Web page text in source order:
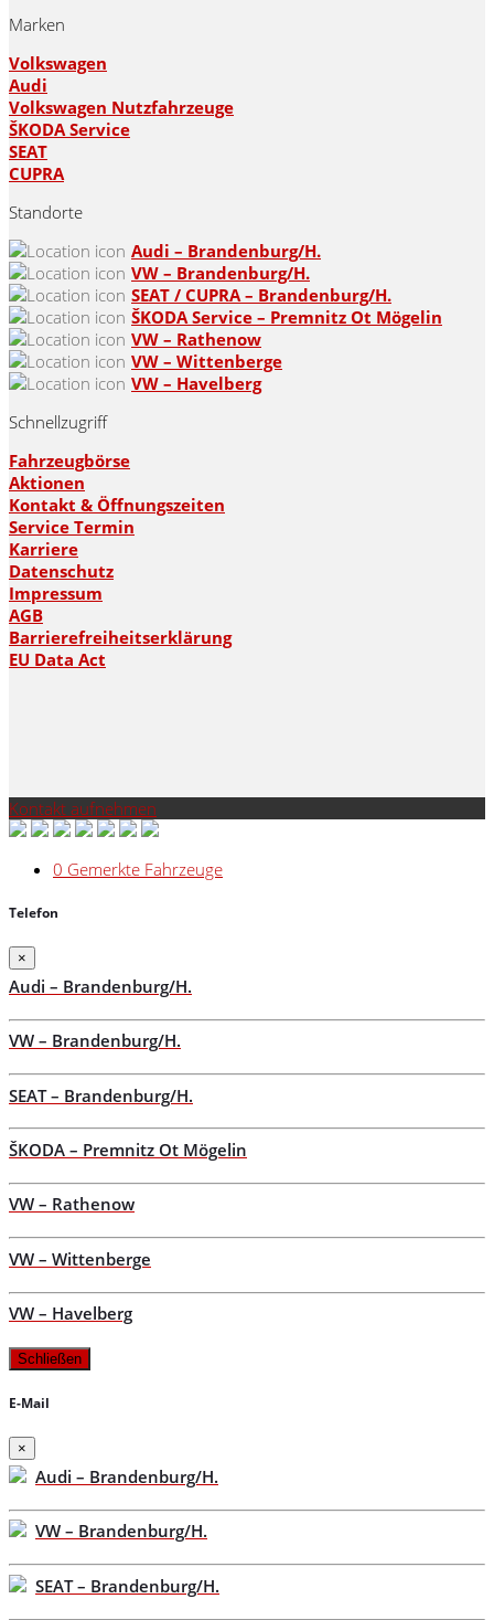
Marken
Volkswagen
Audi
Volkswagen Nutzfahrzeuge
ŠKODA Service
SEAT
CUPRA
Standorte
Audi – Brandenburg/H.
VW – Brandenburg/H.
SEAT / CUPRA – Brandenburg/H.
ŠKODA Service – Premnitz Ot Mögelin
VW – Rathenow
VW – Wittenberge
VW – Havelberg
Schnellzugriff
Fahrzeugbörse
Aktionen
Kontakt & Öffnungszeiten
Service Termin
Karriere
Datenschutz
Impressum
AGB
Barrierefreiheitserklärung
EU Data Act
Kontakt aufnehmen
0 Gemerkte Fahrzeuge
Telefon
×
Audi – Brandenburg/H.
VW – Brandenburg/H.
SEAT – Brandenburg/H.
ŠKODA – Premnitz Ot Mögelin
VW – Rathenow
VW – Wittenberge
VW – Havelberg
Schließen
E-Mail
×
Audi – Brandenburg/H.
VW – Brandenburg/H.
SEAT – Brandenburg/H.